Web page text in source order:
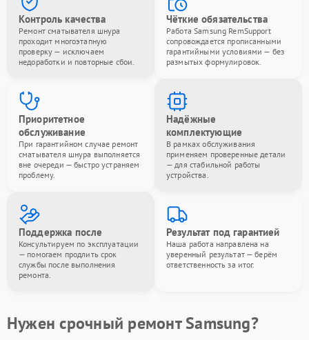
Контроль качества
Ремонт сматывателя шнура
проходит многоэтапную
проверку — исключаем
недоработки и повторные сбои.
Чёткие обязательства
Работа Samsung RemSupport
сопровождается прописанными
гарантийными условиями — без
размытых формулировок.
Приоритетное
обслуживание
При гарантийном случае ремонт
сматывателя шнура выполняется
вне очереди — быстро устраняем
проблему.
Надёжные
комплектующие
В рамках обслуживания
применяем проверенные детали
— для стабильной работы
устройства.
Поддержка после
Консультируем по эксплуатации
— помогаем продлить срок
службы после выполнения
ремонта.
Результат под гарантией
Наша работа направлена на
уверенный результат — берём
ответственность за итог.
Нужен срочный ремонт Samsung?